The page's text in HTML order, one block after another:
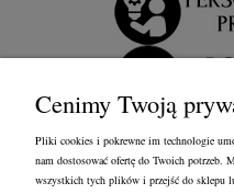
Cenimy Twoją
Pliki cookies i pokrewne im technologie
nam dostosować ofertę do Twoich potrzeb.
wszystkich tych plików i przejść do sklepu